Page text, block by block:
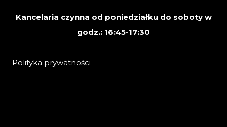
Kancelaria czynna od poniedziałku do soboty w
godz.: 16:45-17:30
Polityka prywatności